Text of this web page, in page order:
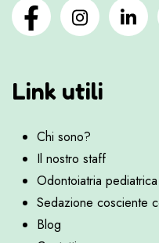
Link utili
Chi sono?
Il nostro staff
Odontoiatria pediatrica
Sedazione cosciente
Blog